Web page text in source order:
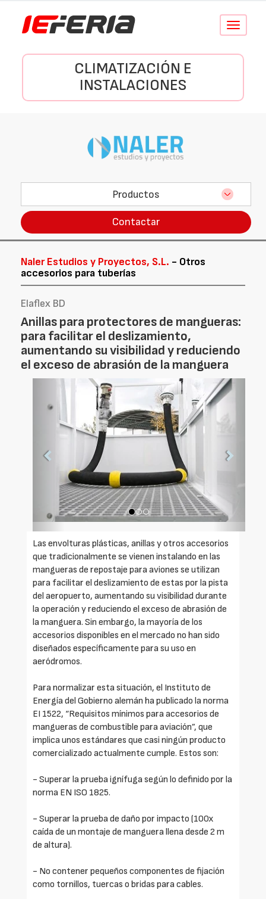
Conmutar
CLIMATIZACIÓN E
INSTALACIONES
Productos
Contactar
Naler Estudios y Proyectos, S.L. - Otros
accesorios para tuberías
Elaflex BD
Anillas para protectores de mangueras:
para facilitar el deslizamiento,
aumentando su visibilidad y reduciendo
el exceso de abrasión de la manguera
Foto
Anterior
Foto
Las envolturas plásticas, anillas y otros accesorios
que tradicionalmente se vienen instalando en las
mangueras de repostaje para aviones se utilizan
para facilitar el deslizamiento de estas por la pista
del aeropuerto, aumentando su visibilidad durante
la operación y reduciendo el exceso de abrasión de
la manguera. Sin embargo, la mayoría de los
accesorios disponibles en el mercado no han sido
diseñados específicamente para su uso en
aeródromos.
Para normalizar esta situación, el Instituto de
Energía del Gobierno alemán ha publicado la norma
EI 1522, “Requisitos mínimos para accesorios de
mangueras de combustible para aviación”, que
implica unos estándares que casi ningún producto
comercializado actualmente cumple. Estos son:
- Superar la prueba ignífuga según lo definido por la
norma EN ISO 1825.
- Superar la prueba de daño por impacto (100x
caída de un montaje de manguera llena desde 2 m
de altura).
- No contener pequeños componentes de fijación
como tornillos, tuercas o bridas para cables.